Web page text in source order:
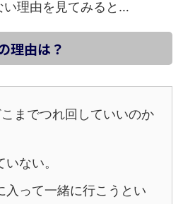
い理由を見てみると…
理由は？
までつれ回していいのか
ない。
入って一緒に行こうとい